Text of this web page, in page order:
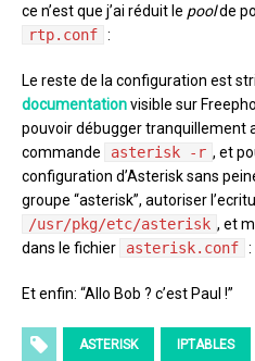
ce n’est que j’ai réduit le poolde
rtp.conf :
Le reste de la configuration est
documentationvisible sur
pouvoir débugger tranquillement
commande
asterisk -r , et
configuration d’Asterisk sans
groupe “asterisk”, autoriser
/usr/pkg/etc/asterisk , et
dans le fichier
asterisk.conf :
Et enfin: “Allo Bob ? c’est Paul !”
ASTERISK IPTABLES